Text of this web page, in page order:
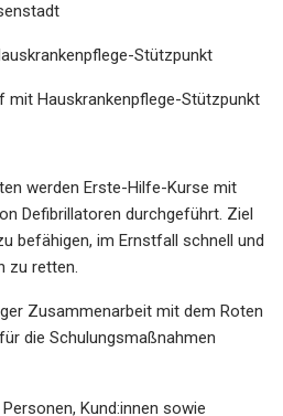
Stützpunkt
mit Hauskrankenpflege-Stützpunkt
werden Erste-Hilfe-Kurse mit
Defibrillatoren durchgeführt. Ziel
befähigen, im Ernstfall schnell und
zu retten.
Zusammenarbeit mit dem Roten
die Schulungsmaßnahmen
Kund:innen sowie